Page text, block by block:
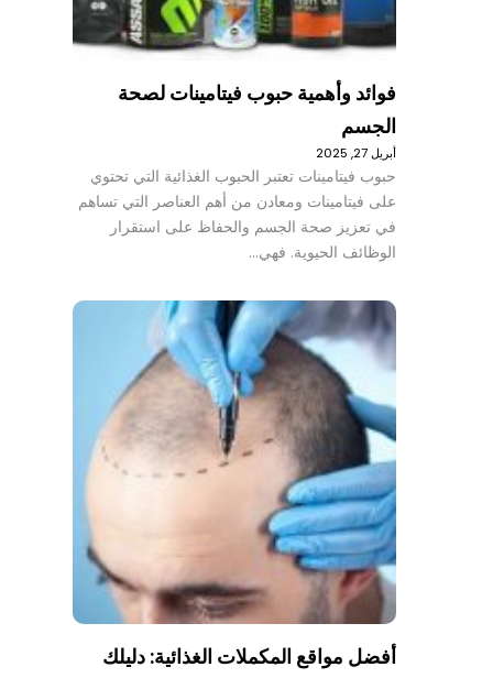
فوائد وأهمية حبوب فيتامينات لصحة
الجسم
أبريل 27, 2025
حبوب فيتامينات تعتبر الحبوب الغذائية التي تحتوي
على فيتامينات ومعادن من أهم العناصر التي تساهم
في تعزيز صحة الجسم والحفاظ على استقرار
الوظائف الحيوية. فهي…
أفضل مواقع المكملات الغذائية: دليلك